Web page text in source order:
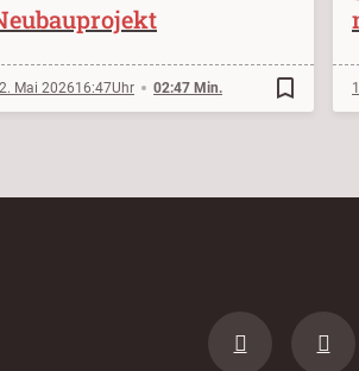
Mai 202616:47 02:47 Min. bookmark_border